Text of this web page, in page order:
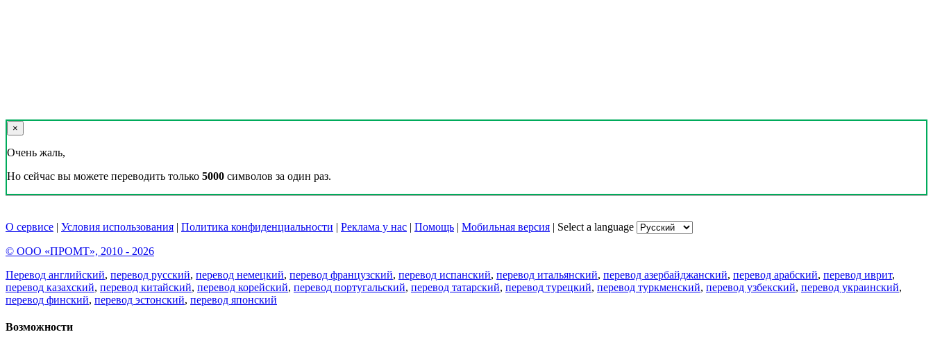
×
Очень жаль,
Но сейчас вы можете переводить только 5000 символов за один раз.
О сервисе | Условия использования | Политика конфиденциальности | Реклама у нас | Помощь | Мобильная версия | Select a language
© ООО «ПРОМТ», 2010 - 2026
Перевод английский, перевод русский, перевод немецкий, перевод французский, перевод испанский, перевод итальянский, перевод азербайджанский, перевод арабский, перевод иврит,
перевод казахский, перевод китайский, перевод корейский, перевод португальский, перевод татарский, перевод турецкий, перевод туркменский, перевод узбекский, перевод украинский,
перевод финский, перевод эстонский, перевод японский
Возможности